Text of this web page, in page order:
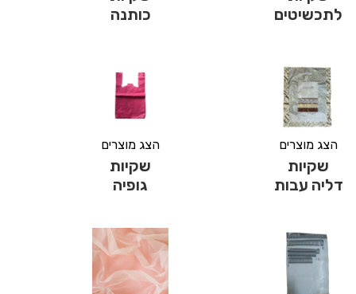
לתכשיטים
כותנה
הצג מוצרים
שקיות
דליה עבות
הצג מוצרים
שקיות
גופיה